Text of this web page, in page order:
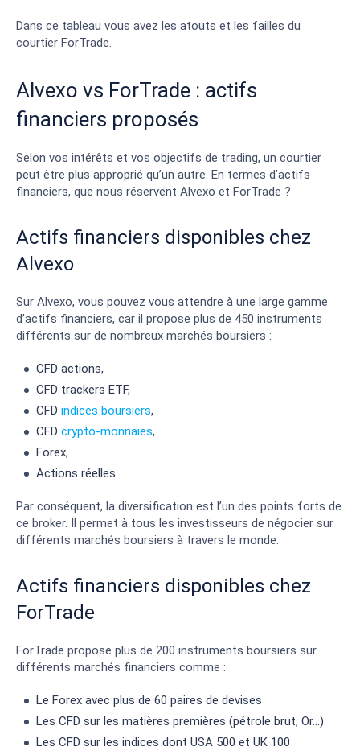
Dans ce tableau vous avez les atouts et les failles du
courtier ForTrade.
Alvexo vs ForTrade : actifs
financiers proposés
Selon vos intérêts et vos objectifs de trading, un courtier
peut être plus approprié qu’un autre. En termes d’actifs
financiers, que nous réservent Alvexo et ForTrade ?
Actifs financiers disponibles chez
Alvexo
Sur Alvexo, vous pouvez vous attendre à une large gamme
d’actifs financiers, car il propose plus de 450 instruments
différents sur de nombreux marchés boursiers :
CFD actions,
CFD trackers ETF,
CFD indices boursiers,
CFD crypto-monnaies,
Forex,
Actions réelles.
Par conséquent, la diversification est l’un des points forts de
ce broker. Il permet à tous les investisseurs de négocier sur
différents marchés boursiers à travers le monde.
Actifs financiers disponibles chez
ForTrade
ForTrade propose plus de 200 instruments boursiers sur
différents marchés financiers comme :
Le Forex avec plus de 60 paires de devises
Les CFD sur les matières premières (pétrole brut, Or…)
Les CFD sur les indices dont USA 500 et UK 100